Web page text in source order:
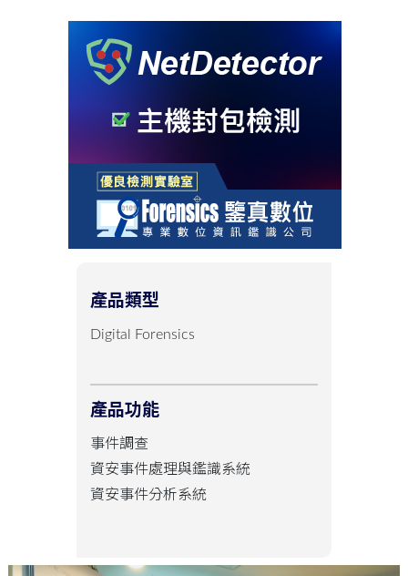
產品類型
Digital Forensics
產品功能
事件調查
資安事件處理與鑑識系統
資安事件分析系統